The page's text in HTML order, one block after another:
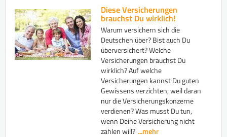
Diese Versicherungen
brauchst Du wirklich!
Warum versichern sich die
Deutschen über? Bist auch Du
überversichert? Welche
Versicherungen brauchst Du
wirklich? Auf welche
Versicherungen kannst Du guten
Gewissens verzichten, weil daran
nur die Versicherungskonzerne
verdienen? Was musst Du tun,
wenn Deine Versicherung nicht
zahlen will? ...mehr